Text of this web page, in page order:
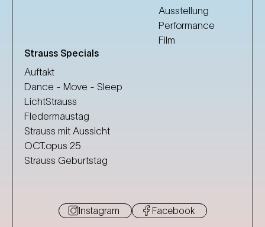
Ausstellung
Performance
Film
Strauss Specials
Auftakt
Dance - Move - Sleep
LichtStrauss
Fledermaustag
Strauss mit Aussicht
OCT.opus 25
Strauss Geburtstag
Instagram Facebook